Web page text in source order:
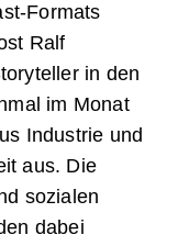
Formats
Ralf
in den
im Monat
Industrie und
aus. Die
sozialen
dabei